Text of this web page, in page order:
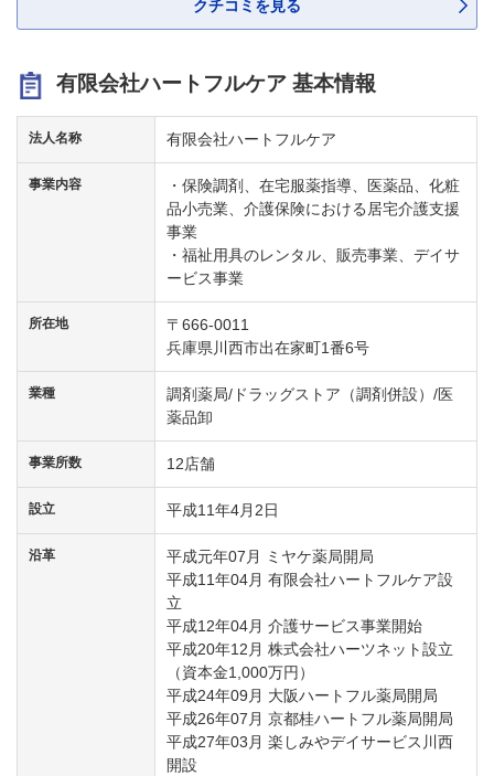
クチコミを見る
有限会社ハートフルケア 基本情報
法人名称 有限会社ハートフルケア
事業内容
・保険調剤、在宅服薬指導、医薬品、化粧
品小売業、介護保険における居宅介護支援
事業
・福祉用具のレンタル、販売事業、デイサ
ービス事業
所在地
〒666-0011
兵庫県川西市出在家町1番6号
業種
調剤薬局/ドラッグストア（調剤併設）/医
薬品卸
事業所数 12店舗
設立 平成11年4月2日
沿革
平成元年07月 ミヤケ薬局開局
平成11年04月 有限会社ハートフルケア設
立
平成12年04月 介護サービス事業開始
平成20年12月 株式会社ハーツネット設立
（資本金1,000万円）
平成24年09月 大阪ハートフル薬局開局
平成26年07月 京都桂ハートフル薬局開局
平成27年03月 楽しみやデイサービス川西
開設